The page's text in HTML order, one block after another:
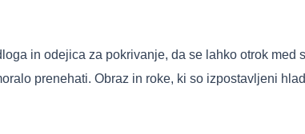
in odejica za pokrivanje, da se lahko otrok med
prenehati. Obraz in roke, ki so izpostavljeni